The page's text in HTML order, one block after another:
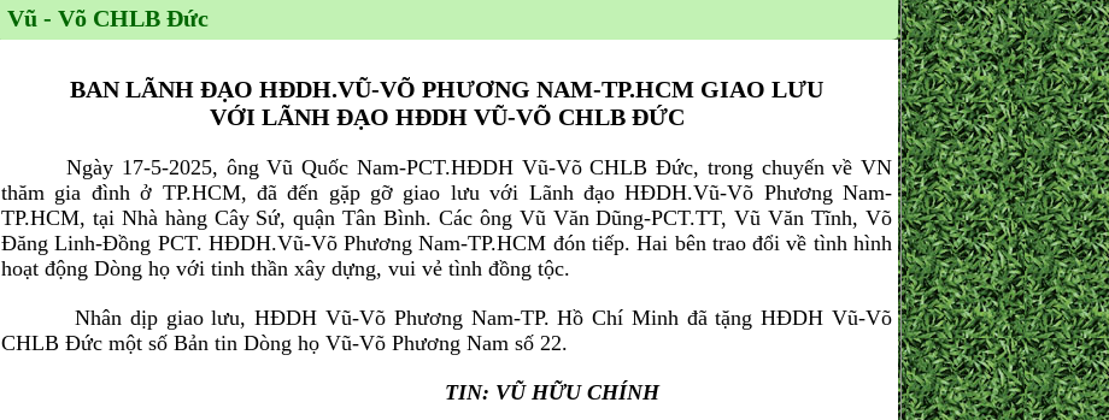
Vũ - Võ CHLB Đức
BAN LÃNH ĐẠO HĐDH.VŨ-VÕ PHƯƠNG NAM-TP.HCM GIAO LƯU
VỚI LÃNH ĐẠO HĐDH VŨ-VÕ CHLB ĐỨC
Ngày 17-5-2025, ông Vũ Quốc Nam-PCT.HĐDH Vũ-Võ CHLB Đức, trong chuyến về VN
thăm gia đình ở TP.HCM, đã đến gặp gỡ giao lưu với Lãnh đạo HĐDH.Vũ-Võ Phương Nam-
TP.HCM, tại Nhà hàng Cây Sứ, quận Tân Bình. Các ông Vũ Văn Dũng-PCT.TT, Vũ Văn Tĩnh, Võ
Đăng Linh-Đồng PCT. HĐDH.Vũ-Võ Phương Nam-TP.HCM đón tiếp. Hai bên trao đổi về tình hình
hoạt động Dòng họ với tinh thần xây dựng, vui vẻ tình đồng tộc.
Nhân dịp giao lưu, HĐDH Vũ-Võ Phương Nam-TP. Hồ Chí Minh đã tặng HĐDH Vũ-Võ
CHLB Đức một số Bản tin Dòng họ Vũ-Võ Phương Nam số 22.
TIN: VŨ HỮU CHÍNH